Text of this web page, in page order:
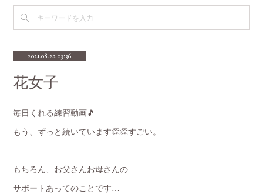
2021.08.22 03:36
花女子
毎日くれる練習動画🎵
もう、ずっと続いています👏👏すごい。
もちろん、お父さんお母さんの
サポートあってのことです…